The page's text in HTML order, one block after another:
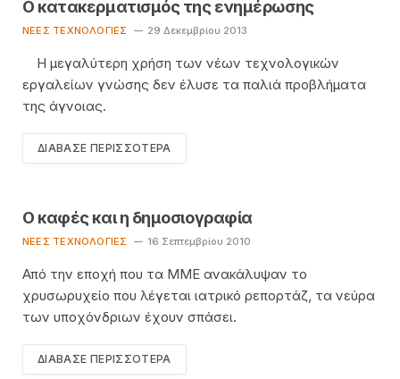
Ο κατακερματισμός της ενημέρωσης
ΝΈΕΣ ΤΕΧΝΟΛΟΓΊΕΣ 29 Δεκεμβρίου 2013
Η μεγαλύτερη χρήση των νέων τεχνολογικών
εργαλείων γνώσης δεν έλυσε τα παλιά προβλήματα
της άγνοιας.
ΔΙΆΒΑΣΕ ΠΕΡΙΣΣΌΤΕΡΑ
Ο καφές και η δημοσιογραφία
ΝΈΕΣ ΤΕΧΝΟΛΟΓΊΕΣ 16 Σεπτεμβρίου 2010
Από την εποχή που τα ΜΜΕ ανακάλυψαν το
χρυσωρυχείο που λέγεται ιατρικό ρεπορτάζ, τα νεύρα
των υποχόνδριων έχουν σπάσει.
ΔΙΆΒΑΣΕ ΠΕΡΙΣΣΌΤΕΡΑ